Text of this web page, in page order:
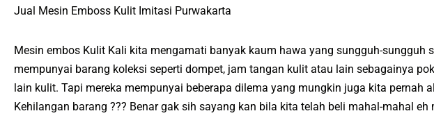
Jual Mesin Emboss Kulit Imitasi Purwakarta
Mesin embos Kulit Kali kita mengamati banyak kaum hawa yang sungguh-sungguh
mempunyai barang koleksi seperti dompet, jam tangan kulit atau lain sebagainya
lain kulit. Tapi mereka mempunyai beberapa dilema yang mungkin juga kita pernah
Kehilangan barang ??? Benar gak sih sayang kan bila kita telah beli mahal-mahal eh